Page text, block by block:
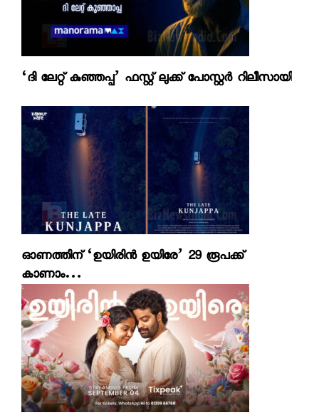
‘ദി ലേറ്റ് കുഞ്ഞപ്പ’ ഫസ്റ്റ് ലുക്ക് പോസ്റ്റര്‍ റിലീസായി
ഓണത്തിന് ‘ഉയിരിന്‍ ഉയിരേ’ 29 രൂപക്ക്
കാണാം…